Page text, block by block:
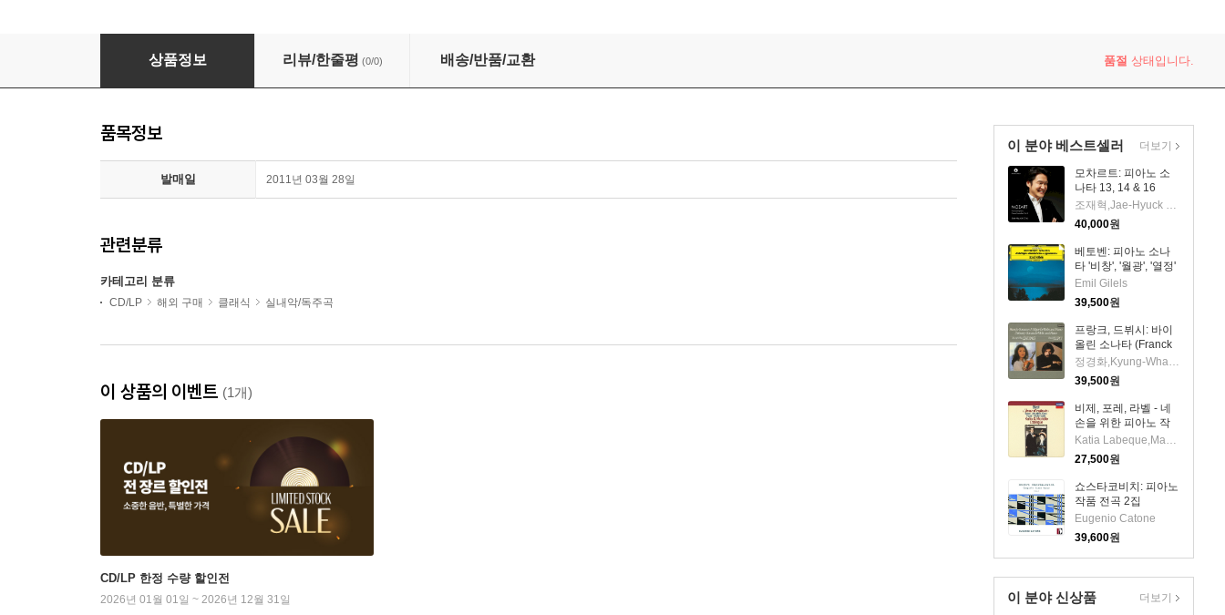
파가니니 : 기타 작품집 (Paganini : Works for Guitar (CD) - Guido Fichtner
상품정보 리뷰/한줄평 (0/0) 배송/반품/교환 품절 상태입니다.
이 분야 베스트셀러
모차르트: 피아노 소
나타 13, 14 & 16
(Mozart: Piano
Sonatas Nos.13, 14
& 16)(CD) - 조재혁
(Jae-Hyuck Cho)
조재혁,Jae-Hyuck Cho
40,000원
베토벤: 피아노 소나
타 '비창', '월광', '열정'
(Beethoven: Piano
Sonatas No. 8
'pathetique' , No. 14
'moonlight' & No. 23
'appassionata')
(UHQCD)(일본반) -
Emil Gilels
Emil Gilels
39,500원
프랑크, 드뷔시: 바이
올린 소나타 (Franck
& Debussy: Violin
Sonatas) (UHQCD)
(일본반) - 정경화
(Kyung-Wha Chung)
정경화,Kyung-Wha Chung,Radu Lupu
39,500원
비제, 포레, 라벨 - 네
손을 위한 피아노 작
품집 (Bizet: Jeux
D'enfants, Faure:
Dolly Suite, Ravel:
Ma Mere L'oye)
(SHM-CD)(일본반) -
Katia Labeque
Katia Labeque,Marielle Labeque
27,500원
쇼스타코비치: 피아노
작품 전곡 2집
(Shostakovich:
Complete Piano
Works, Vol. 2)(CD) -
Eugenio Catone
Eugenio Catone
39,600원
더보기
이 분야 신상품 더보기
품목정보
발매일 2011년 03월 28일
관련분류
카테고리 분류
CD/LP 해외 구매 클래식 실내악/독주곡
이 상품의 이벤트 (1개)
CD/LP 한정 수량 할인전
2026년 01월 01일 ~ 2026년 12월 31일